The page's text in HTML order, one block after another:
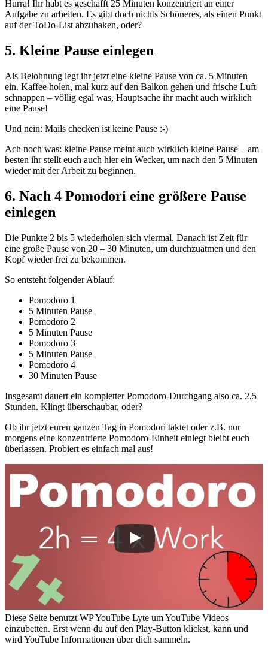
Hurra! Ihr habt es geschafft 25 Minuten konzentriert an einer
Aufgabe zu arbeiten. Es gibt doch nichts Schöneres, als einen Punkt
auf der ToDo-List abzuhaken, oder?
5. Kleine Pause einlegen
Als Belohnung legt ihr jetzt eine kleine Pause von ca. 5 Minuten
ein. Kaffee holen, mal kurz auf den Balkon gehen und frische Luft
schnappen – völlig egal was, Hauptsache ihr macht auch wirklich
eine Pause!
Und nein: Mails checken ist keine Pause :-)
Ach noch was: kleine Pause meint auch wirklich kleine Pause – am
besten ihr stellt euch auch hier ein Wecker, um nach den 5 Minuten
wieder mit der Arbeit zu beginnen.
6. Nach 4 Pomodori eine größere Pause
einlegen
Die Punkte 2 bis 5 wiederholen sich viermal. Danach ist Zeit für
eine große Pause von 20 – 30 Minuten, um durchzuatmen und den
Kopf wieder frei zu bekommen.
So entsteht folgender Ablauf:
Pomodoro 1
5 Minuten Pause
Pomodoro 2
5 Minuten Pause
Pomodoro 3
5 Minuten Pause
Pomodoro 4
30 Minuten Pause
Insgesamt dauert ein kompletter Pomodoro-Durchgang also ca. 2,5
Stunden. Klingt überschaubar, oder?
Ob ihr jetzt euren ganzen Tag in Pomodori taktet oder z.B. nur
morgens eine konzentrierte Pomodoro-Einheit einlegt bleibt euch
überlassen. Probiert es einfach mal aus!
Diese Seite benutzt WP YouTube Lyte um YouTube Videos
einzubetten. Erst wenn du auf den Play-Button klickst, kann und
wird YouTube Informationen über dich sammeln.